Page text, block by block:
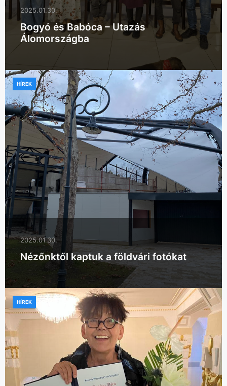
2025.01.30.
Bogyó és Babóca – Utazás
Álomországba
2025.01.30.
Nézőnktől kaptuk a földvári fotókat
HÍREK
HÍREK